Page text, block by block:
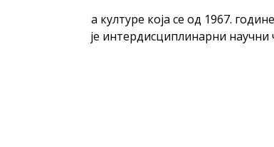
институција културе која се од 1967.
тога, издаје интердисциплинарни научни